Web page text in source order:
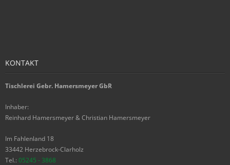
KONTAKT
Tischlerei Gebr. Hamersmeyer GbR
Inhaber:
Reinhard Hamersmeyer & Christian Hamersmeyer
Im Fahlenland 18
33442 Herzebrock-Clarholz
Tel.: 05245 - 3868